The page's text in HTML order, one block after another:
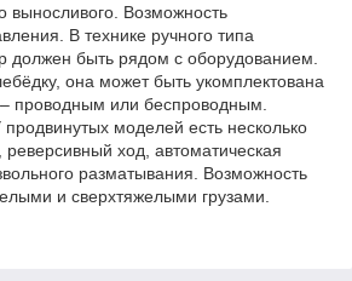
выносливого. Возможность
В технике ручного типа
должен быть рядом с оборудованием.
она может быть укомплектована
проводным или беспроводным.
моделей есть несколько
ход, автоматическая
разматывания. Возможность
и сверхтяжелыми грузами.